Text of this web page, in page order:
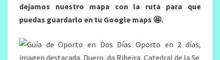
dejamos nuestro mapa con la ruta para que
puedas guardarlo en tu Google maps 🤩.